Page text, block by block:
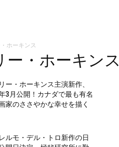
ホーキンス
ー・ホーキンス
ー・ホーキンス主演新作、
3月公開！カナダで最も有名
家のささやかな幸せを描く
ルモ・デル・トロ新作の日